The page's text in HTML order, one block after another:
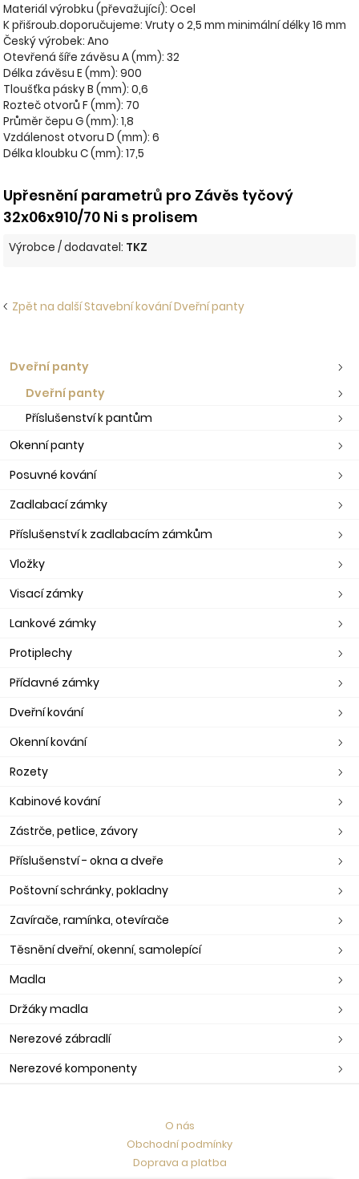
Materiál výrobku (převažující): Ocel
K přišroub.doporučujeme: Vruty o 2,5 mm minimální délky 16 mm
Český výrobek: Ano
Otevřená šíře závěsu A (mm): 32
Délka závěsu E (mm): 900
Tloušťka pásky B (mm): 0,6
Rozteč otvorů F (mm): 70
Průměr čepu G (mm): 1,8
Vzdálenost otvoru D (mm): 6
Délka kloubku C (mm): 17,5
Upřesnění parametrů pro Závěs tyčový
32x06x910/70 Ni s prolisem
Výrobce / dodavatel: TKZ
Zpět na další Stavební kování Dveřní panty
Dveřní panty
Dveřní panty
Příslušenství k pantům
Okenní panty
Posuvné kování
Zadlabací zámky
Příslušenství k zadlabacím zámkům
Vložky
Visací zámky
Lankové zámky
Protiplechy
Přídavné zámky
Dveřní kování
Okenní kování
Rozety
Kabinové kování
Zástrče, petlice, závory
Příslušenství - okna a dveře
Poštovní schránky, pokladny
Zavírače, ramínka, otevírače
Těsnění dveřní, okenní, samolepící
Madla
Držáky madla
Nerezové zábradlí
Nerezové komponenty
O nás
Obchodní podmínky
Doprava a platba